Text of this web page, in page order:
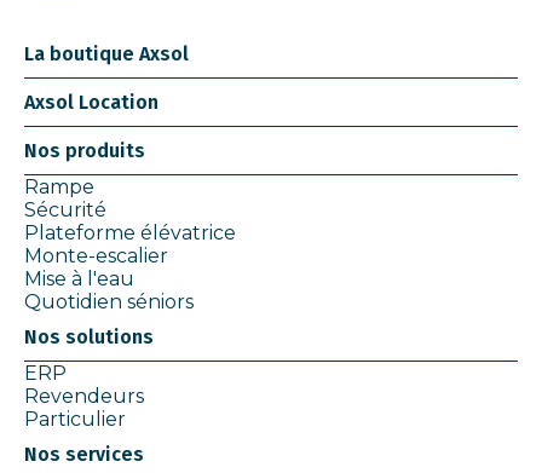
La boutique Axsol
Axsol Location
Nos produits
Rampe
Sécurité
Plateforme élévatrice
Monte-escalier
Mise à l'eau
Quotidien séniors
Nos solutions
ERP
Revendeurs
Particulier
Nos services